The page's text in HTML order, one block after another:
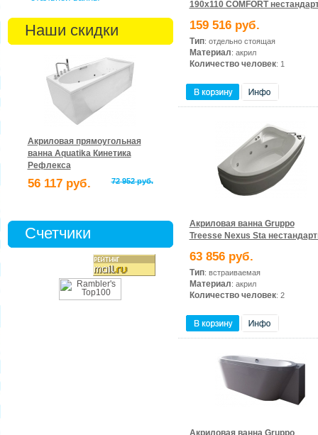
Наши скидки
Акриловая прямоугольная
ванна Aquatika Кинетика
Рефлекса
56 117 руб. 72 952 руб.
Счетчики
190x110 COMFORT
159 516 руб.
Тип: отдельно стоящая
Материал: акрил
Количество человек: 1
Акриловая ванна Gruppo
Treesse Nexus Sta
63 856 руб.
Тип: встраиваемая
Материал: акрил
Количество человек: 2
Акриловая ванна Gruppo